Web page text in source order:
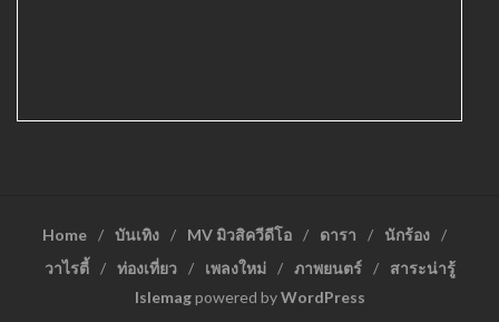
Home บันเทิง MV มิวสิควีดีโอ ดารา
นักร้อง
วาไรตี้
ท่องเที่ยว เพลงใหม่ ภาพยนตร์
สาระน่ารู้
Islemagpowered byWordPress